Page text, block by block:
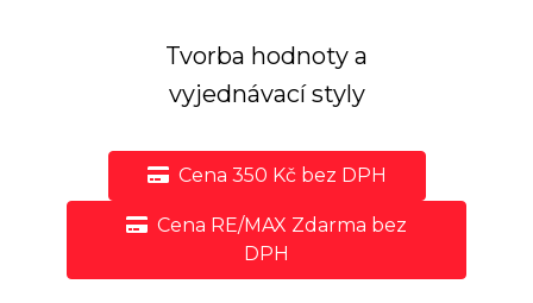
Tvorba hodnoty a
vyjednávací styly
Cena 350 Kč bez DPH
Cena RE/MAX Zdarma bez
DPH